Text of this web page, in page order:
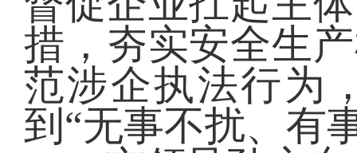
措，夯实安全生
范涉企执法行为
到“无事不扰、有